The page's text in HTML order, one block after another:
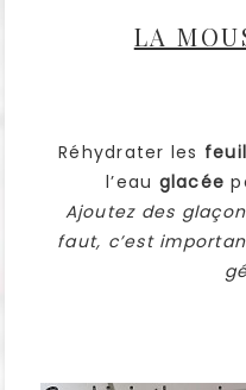
LA
Réhydrater les
l’eau glacée
Ajoutez des
faut, c’est